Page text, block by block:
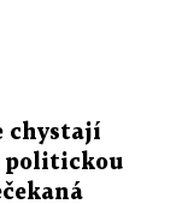
chystají
politickou